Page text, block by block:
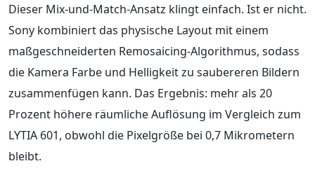
Dieser Mix-und-Match-Ansatz klingt einfach. Ist er nicht.
Sony kombiniert das physische Layout mit einem
maßgeschneiderten Remosaicing-Algorithmus, sodass
die Kamera Farbe und Helligkeit zu saubereren Bildern
zusammenfügen kann. Das Ergebnis: mehr als 20
Prozent höhere räumliche Auflösung im Vergleich zum
LYTIA 601, obwohl die Pixelgröße bei 0,7 Mikrometern
bleibt.